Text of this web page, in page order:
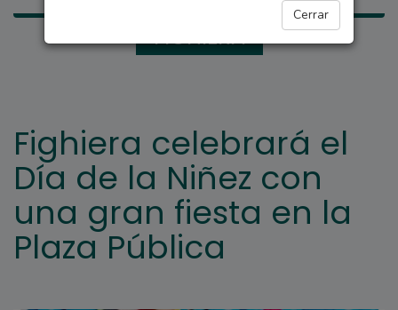
Cerrar
FIGHIERA
Fighiera celebrará el
Día de la Niñez con
una gran fiesta en la
Plaza Pública